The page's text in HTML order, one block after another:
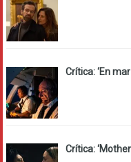
Crítica: ‘En
Crítica: